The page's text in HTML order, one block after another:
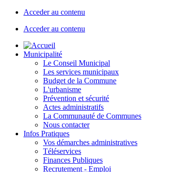
Acceder au contenu
Acceder au contenu
Municipalité
Le Conseil Municipal
Les services municipaux
Budget de la Commune
L'urbanisme
Prévention et sécurité
Actes administratifs
La Communauté de Communes
Nous contacter
Infos Pratiques
Vos démarches administratives
Téléservices
Finances Publiques
Recrutement - Emploi